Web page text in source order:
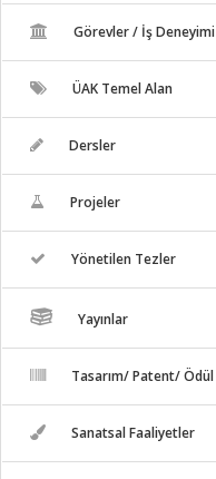
Görevler / İş Deneyimi
ÜAK Temel Alan
Dersler
Projeler
Yönetilen Tezler
Yayınlar
Tasarım/ Patent/ Ödül
Sanatsal Faaliyetler